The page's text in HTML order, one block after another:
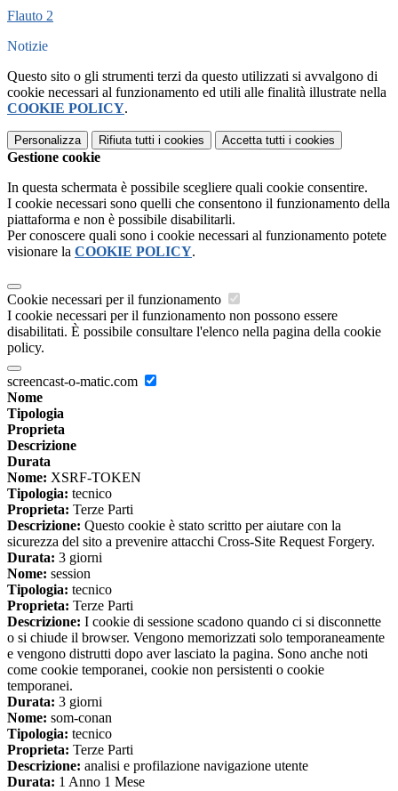
Flauto 2
Notizie
Questo sito o gli strumenti terzi da questo utilizzati si avvalgono di
cookie necessari al funzionamento ed utili alle finalità illustrate nella
COOKIE POLICY.
Personalizza Rifiuta tutti i cookies Accetta tutti i cookies
Gestione cookie
In questa schermata è possibile scegliere quali cookie consentire.
I cookie necessari sono quelli che consentono il funzionamento della
piattaforma e non è possibile disabilitarli.
Per conoscere quali sono i cookie necessari al funzionamento potete
visionare la COOKIE POLICY.
Cookie necessari per il funzionamento
I cookie necessari per il funzionamento non possono essere
disabilitati. È possibile consultare l'elenco nella pagina della cookie
policy.
screencast-o-matic.com
Nome
Tipologia
Proprieta
Descrizione
Durata
Nome: XSRF-TOKEN
Tipologia: tecnico
Proprieta: Terze Parti
Descrizione: Questo cookie è stato scritto per aiutare con la
sicurezza del sito a prevenire attacchi Cross-Site Request Forgery.
Durata: 3 giorni
Nome: session
Tipologia: tecnico
Proprieta: Terze Parti
Descrizione: I cookie di sessione scadono quando ci si disconnette
o si chiude il browser. Vengono memorizzati solo temporaneamente
e vengono distrutti dopo aver lasciato la pagina. Sono anche noti
come cookie temporanei, cookie non persistenti o cookie
temporanei.
Durata: 3 giorni
Nome: som-conan
Tipologia: tecnico
Proprieta: Terze Parti
Descrizione: analisi e profilazione navigazione utente
Durata: 1 Anno 1 Mese